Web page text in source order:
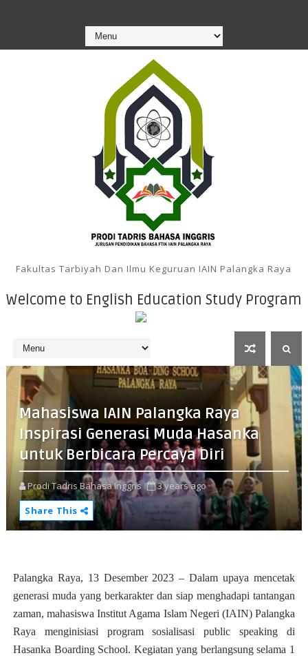
Fakultas Tarbiyah Dan Ilmu Keguruan IAIN Palangka Raya
Welcome to English Education Study Program
Mahasiswa IAIN Palangka Raya
Inspirasi Generasi Muda Hasanka
untuk Berbicara Percaya Diri
Prodi Tadris Bahasa Inggris
3 years ago
Share This
Palangka Raya, 13 Desember 2023 – Dalam upaya mencetak
generasi muda yang berkarakter dan siap menghadapi tantangan
zaman, mahasiswa Institut Agama Islam Negeri (IAIN) Palangka
Raya menginisiasi program sosialisasi public speaking di
Hasanka Boarding School. Kegiatan yang berlangsung selama 1